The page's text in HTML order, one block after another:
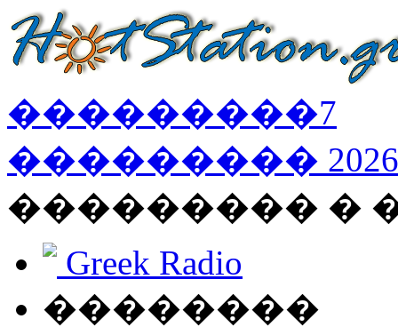
���������7
��������� 2026
��������� �
Greek Radio
��������